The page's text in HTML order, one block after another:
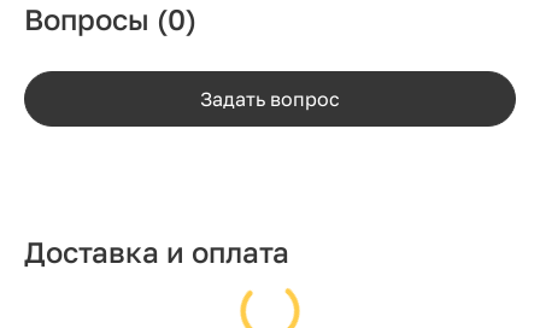
Вопросы (0)
Задать вопрос
Доставка и оплата